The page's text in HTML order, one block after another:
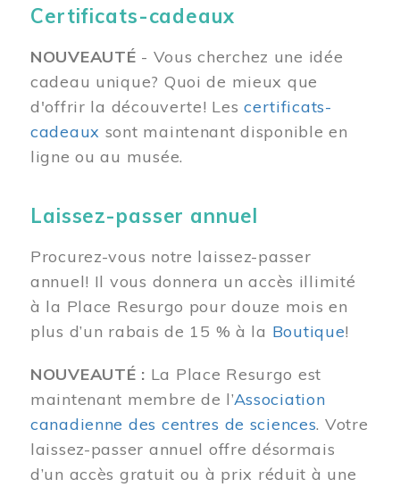
Certificats-cadeaux
NOUVEAUTÉ - Vous cherchez une idée
cadeau unique? Quoi de mieux que
d'offrir la découverte! Lescertificats-
cadeaux sont maintenant disponible en
ligne ou au musée.
Laissez-passer annuel
Procurez-vous notre laissez-passer
annuel! Il vous donnera un accès illimité
à la Place Resurgo pour douze mois en
plus d’un rabais de 15 % à la Boutique!
NOUVEAUTÉ : La Place Resurgo est
maintenant membre de l’Association
canadienne des centres de sciences. Votre
laissez-passer annuel offre désormais
d’un accès gratuit ou à prix réduit à une